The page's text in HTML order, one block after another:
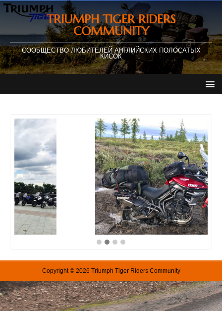
TRIUMPH TIGER RIDERS
COMMUNITY
СООБЩЕСТВО ЛЮБИТЕЛЕЙ АНГЛИЙСКИХ ПОЛОСАТЫХ
КИСОК
Copyright © 2026 Triumph Tiger Riders Community